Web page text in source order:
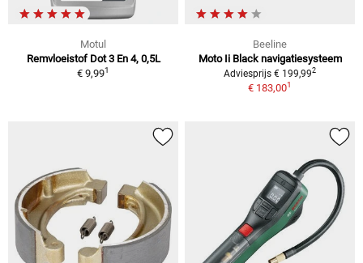
Motul
Remvloeistof Dot 3 En 4, 0,5L
€ 9,991
Beeline
Moto Ii Black navigatiesysteem
Adviesprijs € 199,992
€ 183,001